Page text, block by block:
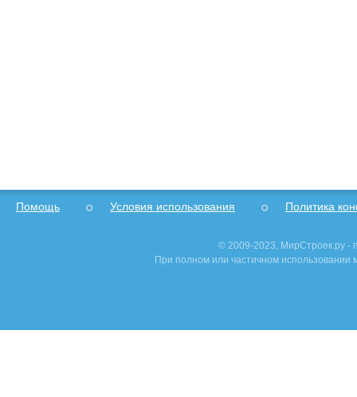
Помощь Условия использования Политика
© 2009-2023, МирСтроек.ру -
При полном или частичном использовании